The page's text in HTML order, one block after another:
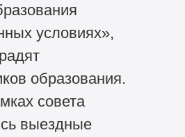
условиях»,
образования.
совета
выездные